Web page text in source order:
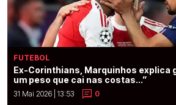
FUTEBOL
Ex-Corinthians, Marquinhos explica
um peso que cai nas costas...”
31 Mai 2026 | 13:53 0